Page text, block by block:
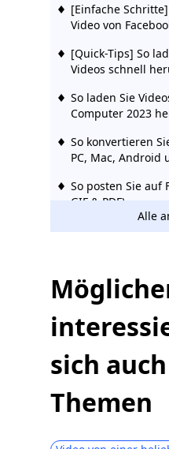
[Einfache
Video von
[Quick-Tips] So
Videos schnell
So laden Sie
Computer 2023
So konvertieren
PC, Mac, Android
So posten Sie auf
GIF & PDF)
[Kurztipp] So
Chrome
[Bewährt]
Facebook-Videos
So machen Sie
schützen Ihre
Facebook-Video-
Alle
sich
Themen